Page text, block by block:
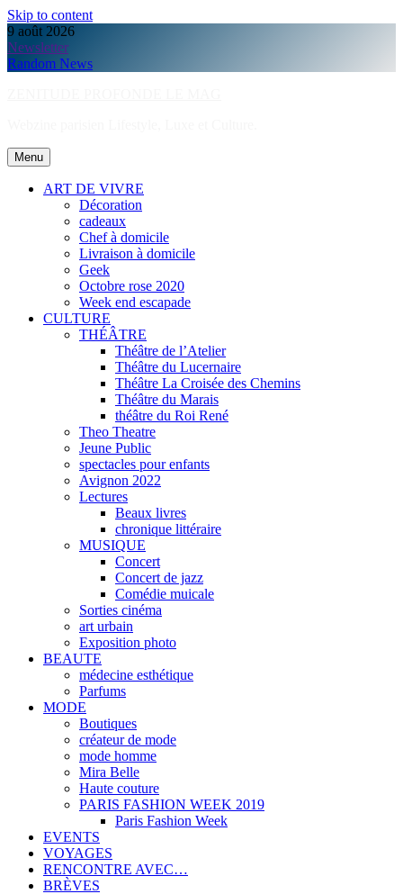
Skip to content
9 août 2026
Newsletter
Random News
Menu
ART DE VIVRE
Décoration
cadeaux
Chef à domicile
Livraison à domicile
Geek
Octobre rose 2020
Week end escapade
CULTURE
THÉÂTRE
Théâtre de l’Atelier
Théâtre du Lucernaire
Théâtre La Croisée des Chemins
Théâtre du Marais
théâtre du Roi René
Theo Theatre
Jeune Public
spectacles pour enfants
Avignon 2022
Lectures
Beaux livres
chronique littéraire
MUSIQUE
Concert
Concert de jazz
Comédie muicale
Sorties cinéma
art urbain
Exposition photo
BEAUTE
médecine esthétique
Parfums
MODE
Boutiques
créateur de mode
mode homme
Mira Belle
Haute couture
PARIS FASHION WEEK 2019
Paris Fashion Week
EVENTS
VOYAGES
RENCONTRE AVEC…
BRÈVES